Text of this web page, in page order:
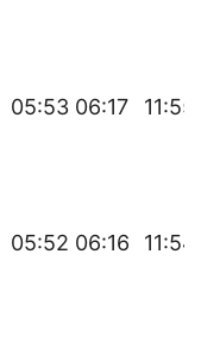
05:53 06:17 11:55
05:52 06:16 11:54